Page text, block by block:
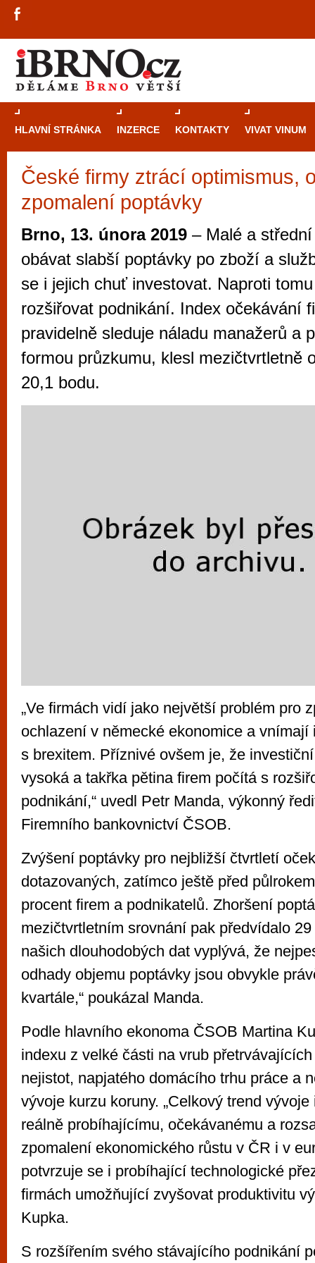
HLAVNÍ STRÁNKA INZERCE KONTAKTY VIVAT VINUM
České firmy ztrácí optimismus,
zpomalení poptávky
Brno, 13. února 2019 – Malé a
obávat slabší poptávky po zboží a
se i jejich chuť investovat. Naproti
rozšiřovat podnikání. Index očekávání
pravidelně sleduje náladu manažerů a
formou průzkumu, klesl mezičtvrtletně
20,1 bodu.
„Ve firmách vidí jako největší problém pro
ochlazení v německé ekonomice a vnímají
s brexitem. Příznivé ovšem je, že
vysoká a takřka pětina firem počítá s
podnikání,“ uvedl Petr Manda, výkonný
Firemního bankovnictví ČSOB.
Zvýšení poptávky pro nejbližší čtvrtletí
dotazovaných, zatímco ještě před
procent firem a podnikatelů. Zhoršení
mezičtvrtletním srovnání pak předvídalo 29
našich dlouhodobých dat vyplývá, že
odhady objemu poptávky jsou obvykle
kvartále,“ poukázal Manda.
Podle hlavního ekonoma ČSOB Martina
indexu z velké části na vrub
nejistot, napjatého domácího trhu práce a
vývoje kurzu koruny. „Celkový trend
reálně probíhajícímu, očekávanému a
zpomalení ekonomického růstu v ČR i v
potvrzuje se i probíhající technologické
firmách umožňující zvyšovat produktivitu
Kupka.
S rozšířením svého stávajícího podnikání
Průvodce
Brně: Od
Brno je
zajímavé
restaurace,
Mimo jiné je ale také místem, kde si
vyzkoušet různé kasinové hry. V
metropoli naleznete širokou nabídku her
po moderní automaty jak pro pravidelné
příležitostné hráče. V...